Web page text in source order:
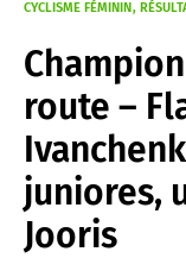
CYCLISME FÉMININ
route –
juniores,
Jooris